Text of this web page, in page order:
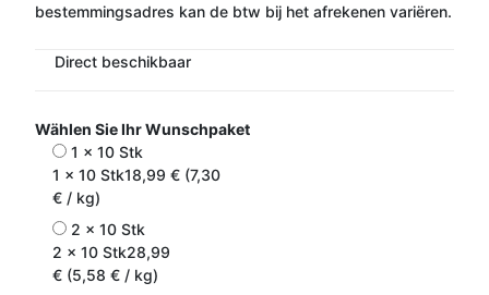
bestemmingsadres kan de btw bij het afrekenen variëren.
Direct beschikbaar
Wählen Sie Ihr Wunschpaket
1 x 10 Stk
1 x 10 Stk18,99 € (7,30
€ / kg)
2 x 10 Stk
2 x 10 Stk28,99
€ (5,58 € / kg)